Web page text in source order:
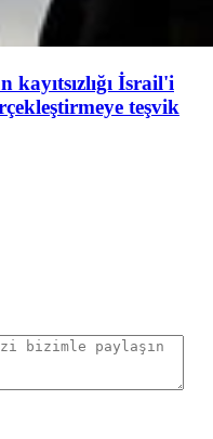
İsrail'i
teşvik